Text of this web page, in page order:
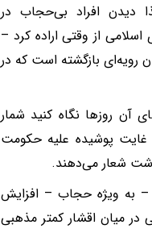
دیدن افراد بی‌حجاب در
از وقتی اراده کرد –
رویه‌ای بازگشته است که در
آن روزها نگاه کنید شمار
غایت پوشیده علیه حکومت
شعار می‌دهند.
– به ویژه حجاب – افزایش
میان اقشار کمتر مذهبی